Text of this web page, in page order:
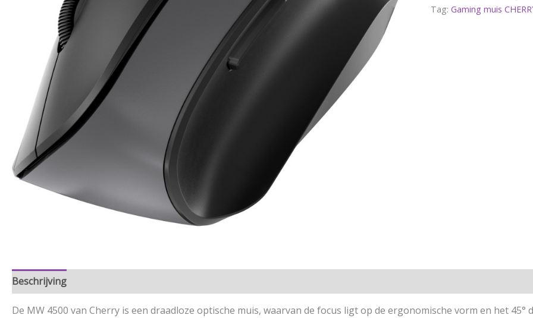
Tag:Gaming muis
Beschrijving
De MW 4500 van Cherry is een draadloze optische muis, waarvan de focus ligt op de ergonomische vorm en het